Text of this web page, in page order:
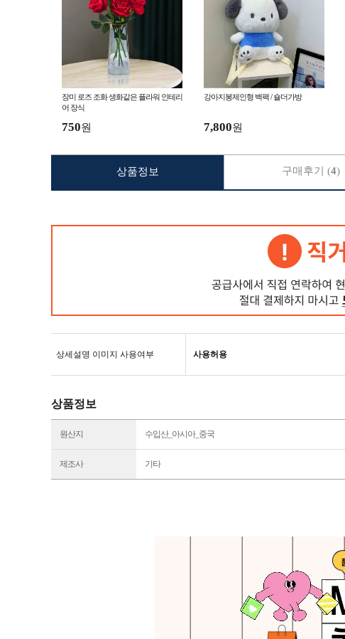
장미 로즈 조화 생화같은 플라워 인테리
어 장식
750원
강아지봉제인형 백팩 / 숄더가방
7,800원
상세설명 이미지 사용여부 사용허용
상품정보
원산지 수입산_아시아_중국
제조사 기타
상품정보 구매후기 (4)